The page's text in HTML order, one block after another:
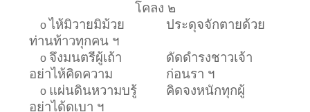
โคลง ๒
o ไห้มิวายมิม้วย
ประดุจจักตายด้วย
ท่านท้าวทุกคน ฯ
o จึงมนตรีผู้เถ้า
ดัดดำรงชาวเจ้า
อย่าไห้คิดความ
ก่อนรา ฯ
o แผ่นดินหวามบรู้
คิดจงหนักทุกผู้
อย่าได้ดูเบา ฯ